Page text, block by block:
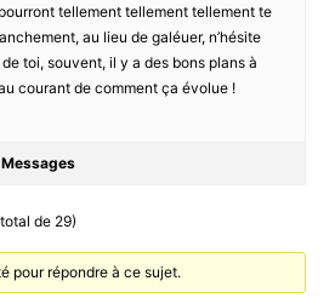
tellement tellement tellement te
au lieu de galéuer, n’hésite
toi, souvent, il y a des bons plans à
courant de comment ça évolue !
Messages
de 29)
pour répondre à ce sujet.